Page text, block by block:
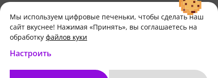
"ООО "Лигатура", УНП 193602931, Республика Беларусь, 220004,
г. Минск, ул. Амураторская, 4Б, цокольный этаж, помещение 3.
Р/с BY34 ALFA 3012 2B24 8200 1027 0000"
Свидетельство о государственной регистрации №193602931
выдано Минским горисполкомом 30.11.2021 г.
Мы используем цифровые печеньки, чтобы сделать наш
сайт вкуснее! Нажимая «Принять», вы соглашаетесь на
обработку файлов куки
Настроить